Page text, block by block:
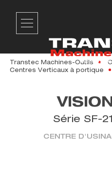
Transtec Machines-Outils
Centres Verticaux à portique
Série SF-
CENTRE